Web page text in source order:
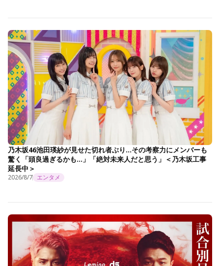
乃木坂46池田瑛紗が見せた切れ者ぶり…その考察力にメンバーも
驚く「頭良過ぎるかも…」「絶対未来人だと思う」＜乃木坂工事
延長中＞
2026/8/7 エンタメ